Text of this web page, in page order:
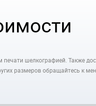
печати шелкографией. Также
размеров обращайтесь к